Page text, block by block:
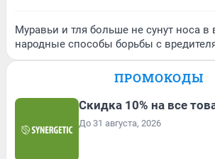
Муравьи и тля больше не сунут носа в
народные способы борьбы с
ПРОМОКОДЫ
Скидка 10% на все
До 31 августа, 2026